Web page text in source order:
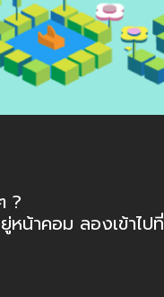
?
หน้าคอม ลองเข้าไปที่